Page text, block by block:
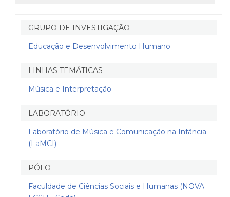
GRUPO DE INVESTIGAÇÃO
Educação e Desenvolvimento Humano
LINHAS TEMÁTICAS
Música e Interpretação
LABORATÓRIO
Laboratório de Música e Comunicação na Infância
(LaMCI)
PÓLO
Faculdade de Ciências Sociais e Humanas (NOVA